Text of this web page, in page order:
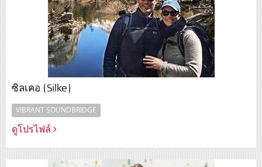
ซิลเคอ (Silke)
VIBRANT SOUNDBRIDGE
ดูโปรไฟล์